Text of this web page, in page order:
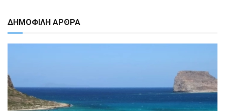
ΔΗΜΟΦΙΛΗ ΑΡΘΡΑ